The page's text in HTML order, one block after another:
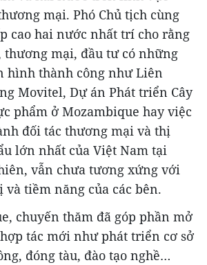
mại. Phó Chủ tịch cùng
cao hai nước nhất trí cho rằng
thương mại, đầu tư có những
hình thành công như Liên
Movitel, Dự án Phát triển Cây
phẩm ở Mozambique hay việc
đối tác thương mại và thị
lớn nhất của Việt Nam tại
vẫn chưa tương xứng với
tiềm năng của các bên.
chuyến thăm đã góp phần mở
tác mới như phát triển cơ sở
đóng tàu, đào tạo nghề…